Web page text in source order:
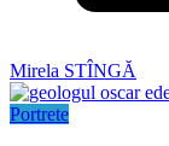
Mirela STÎNGĂ
Portrete